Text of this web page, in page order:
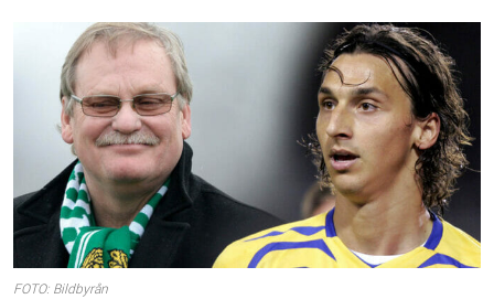
FOTO: Bildbyrån